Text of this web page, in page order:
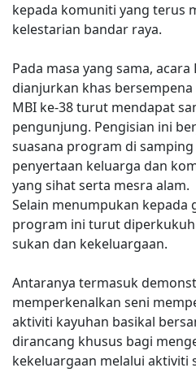
kepada komuniti yang terus
kelestarian bandar raya.
Pada masa yang sama, acara
dianjurkan khas
MBI ke-38 turut mendapat
pengunjung. Pengisian ini
suasana program di
penyertaan keluarga dan
yang sihat serta mesra alam.
Selain menumpukan kepada
program ini turut
sukan dan kekeluargaan.
Antaranya termasuk
memperkenalkan seni
aktiviti kayuhan basikal
dirancang khusus bagi
kekeluargaan melalui aktiviti